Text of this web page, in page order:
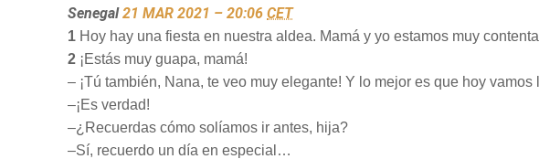
Senegal21 MAR 2021 – 20:06CET
1 Hoy hay una fiesta en nuestra aldea. Mamá y yo estamos muy
2 ¡Estás muy guapa, mamá!
– ¡Tú también, Nana, te veo muy elegante! Y lo mejor es que hoy
–¡Es verdad!
–¿Recuerdas cómo solíamos ir antes, hija?
–Sí, recuerdo un día en especial…